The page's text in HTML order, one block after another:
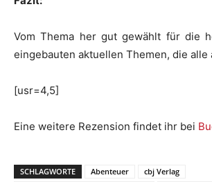
Vom Thema her gut gewählt für die
eingebauten aktuellen Themen, die alle
[usr=4,5]
Eine weitere Rezension findet ihr bei
SCHLAGWORTE Abenteuer
cbj Verlag